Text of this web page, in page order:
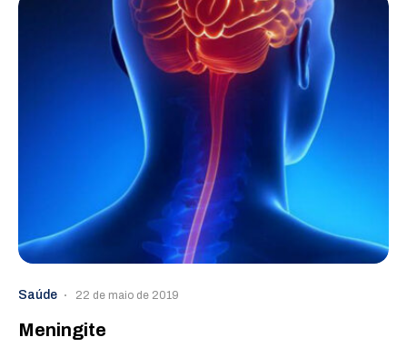
Saúde 22 de maio de 2019
Meningite